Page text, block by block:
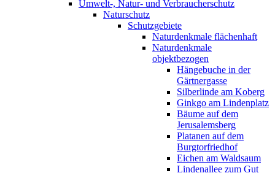
Umwelt-, Natur- und Verbraucherschutz
Naturschutz
Schutzgebiete
Naturdenkmale flächenhaft
Naturdenkmale
objektbezogen
Hängebuche in der
Gärtnergasse
Silberlinde am Koberg
Ginkgo am Lindenplatz
Bäume auf dem
Jerusalemsberg
Platanen auf dem
Burgtorfriedhof
Eichen am Waldsaum
Lindenallee zum Gut